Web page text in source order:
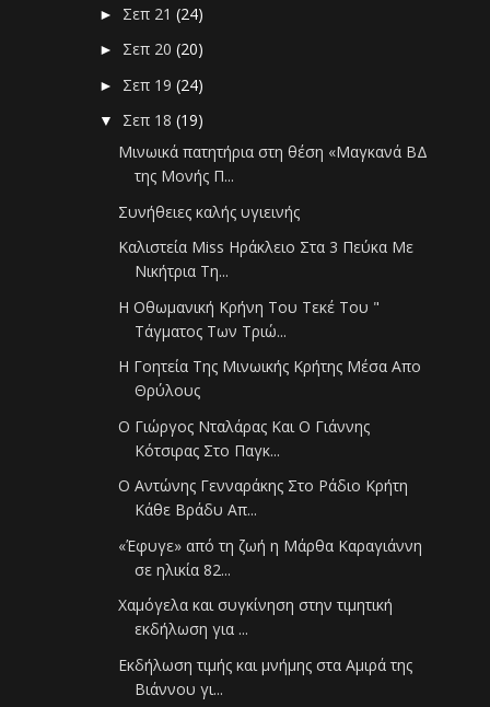
► Σεπ 21(24)
► Σεπ 20(20)
► Σεπ 19(24)
▼ Σεπ 18(19)
Μινωικά πατητήρια στη θέση «Μαγκανά ΒΔ
της Μονής Π...
Συνήθειες καλής υγιεινής
Καλιστεία Miss Ηράκλειο Στα 3 Πεύκα Με
Νικήτρια Τη...
Η Οθωμανική Κρήνη Του Τεκέ Του "
Τάγματος Των Τριώ...
Η Γοητεία Της Μινωικής Κρήτης Μέσα Απο
Θρύλους
Ο Γιώργος Νταλάρας Και Ο Γιάννης
Κότσιρας Στο Παγκ...
Ο Αντώνης Γενναράκης Στο Ράδιο Κρήτη
Κάθε Βράδυ Απ...
«Έφυγε» από τη ζωή η Μάρθα Καραγιάννη
σε ηλικία 82...
Χαμόγελα και συγκίνηση στην τιμητική
εκδήλωση για ...
Εκδήλωση τιμής και μνήμης στα Αμιρά της
Βιάννου γι...